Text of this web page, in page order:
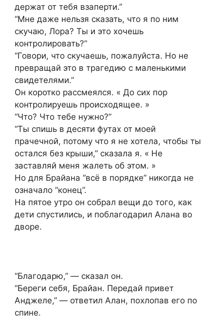
держат от тебя взаперти.”
“Мне даже нельзя сказать, что я по ним
скучаю, Лора? Ты и это хочешь
контролировать?”
“Говори, что скучаешь, пожалуйста. Но не
превращай это в трагедию с маленькими
свидетелями.”
Он коротко рассмеялся. « До сих пор
контролируешь происходящее. »
“Что? Что тебе нужно?”
“Ты спишь в десяти футах от моей
прачечной, потому что я не хотела, чтобы ты
остался без крыши,” сказала я. « Не
заставляй меня жалеть об этом. »
Но для Брайана “всё в порядке” никогда не
означало “конец”.
На пятое утро он собрал вещи до того, как
дети спустились, и поблагодарил Алана во
дворе.
“Благодарю,” — сказал он.
“Береги себя, Брайан. Передай привет
Анджеле,” — ответил Алан, похлопав его по
спине.